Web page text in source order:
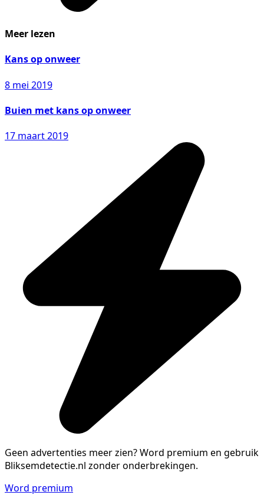
Meer lezen
Kans op onweer
8 mei 2019
Buien met kans op onweer
17 maart 2019
Geen advertenties meer zien?Word premium en gebruik
Bliksemdetectie.nl zonder onderbrekingen.
Word premium